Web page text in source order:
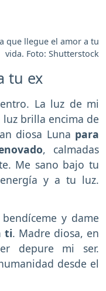
que llegue el amor a tu
vida. Foto: Shutterstock
tu ex
La luz de mi
brilla encima de
diosa Luna para
, calmadas
Me sano bajo tu
y a tu luz.
y dame
ti. Madre diosa, en
depure mi ser.
desde el